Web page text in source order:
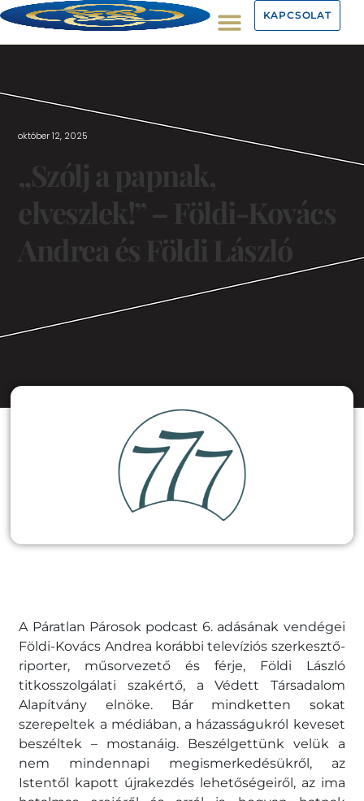
KAPCSOLAT
október 12, 2025
„Szólj a papnak,
elveszlek!” – Földi-Kovács
Andrea és Földi László
A Páratlan Párosok podcast 6. adásának vendégei
Földi-Kovács Andrea korábbi televíziós szerkesztő-
riporter, műsorvezető és férje, Földi László
titkosszolgálati szakértő, a Védett Társadalom
Alapítvány elnöke. Bár mindketten sokat
szerepeltek a médiában, a házasságukról keveset
beszéltek – mostanáig. Beszélgettünk velük a
nem mindennapi megismerkedésükről, az
Istentől kapott újrakezdés lehetőségeiről, az ima